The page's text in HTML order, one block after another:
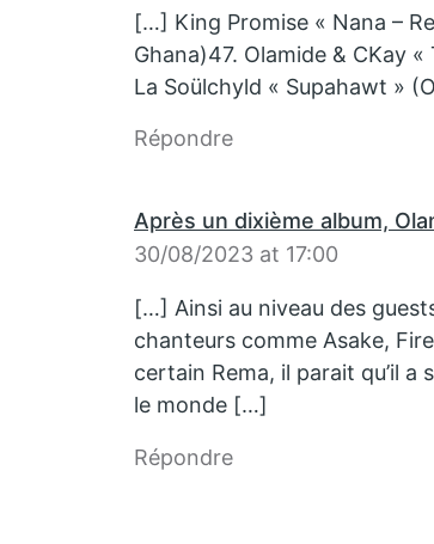
[…] King Promise « Nana –
Ghana)47. Olamide & CKay
La Soülchyld « Supahawt »
Répondre
Après un dixième album,
30/08/2023 at 17:00
[…] Ainsi au niveau des
chanteurs comme Asake,
certain Rema, il parait qu’il
le monde […]
Répondre